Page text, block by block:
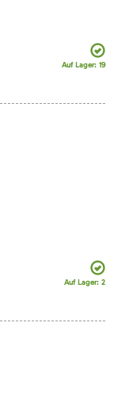
Auf Lager: 19
Auf Lager: 2